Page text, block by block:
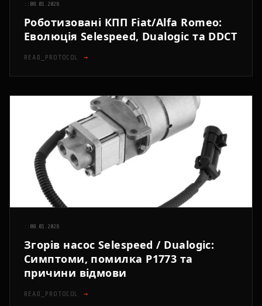
:: 08.01.2026
Роботизовані КПП Fiat/Alfa Romeo:
Еволюція Selespeed, Dualogic та DDCT
READ_PROTOCOL →
:: 08.01.2026
Згорів насос Selespeed / Dualogic:
Симптоми, помилка P1773 та
причини відмови
READ_PROTOCOL →